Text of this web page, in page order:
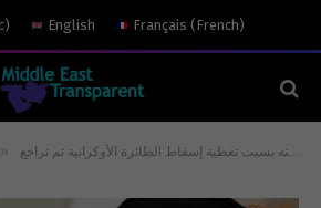
) English Français (French)
» روحاني قدّم استقالته بسبب تغطية إسقاط الطائرة الأوكرانية ثم تراجع